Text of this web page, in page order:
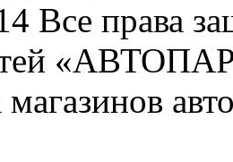
Все права
магазинов